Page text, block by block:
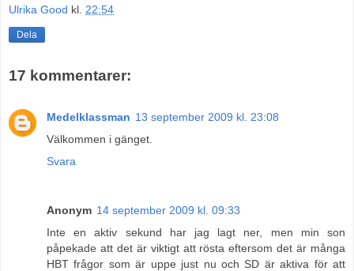
Ulrika Good kl. 22:54
Dela
17 kommentarer:
Medelklassman 13 september 2009 kl. 23:08
Välkommen i gänget.
Svara
Anonym 14 september 2009 kl. 09:33
Inte en aktiv sekund har jag lagt ner, men min son
påpekade att det är viktigt att rösta eftersom det är många
HBT frågor som är uppe just nu och SD är aktiva för att